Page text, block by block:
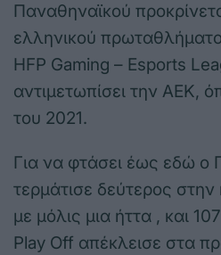
Παναθηναϊκού
ελληνικού
HFP Gaming – Esports
αντιμετωπίσει την ΑΕΚ,
του 2021.
Για να φτάσει έως εδώ ο
τερμάτισε δεύτερος στην
με μόλις μια ήττα , και
Play Off απέκλεισε στα